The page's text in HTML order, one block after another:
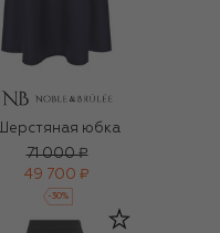
Шерстяная юбка
71 000 ₽
49 700 ₽
-30%